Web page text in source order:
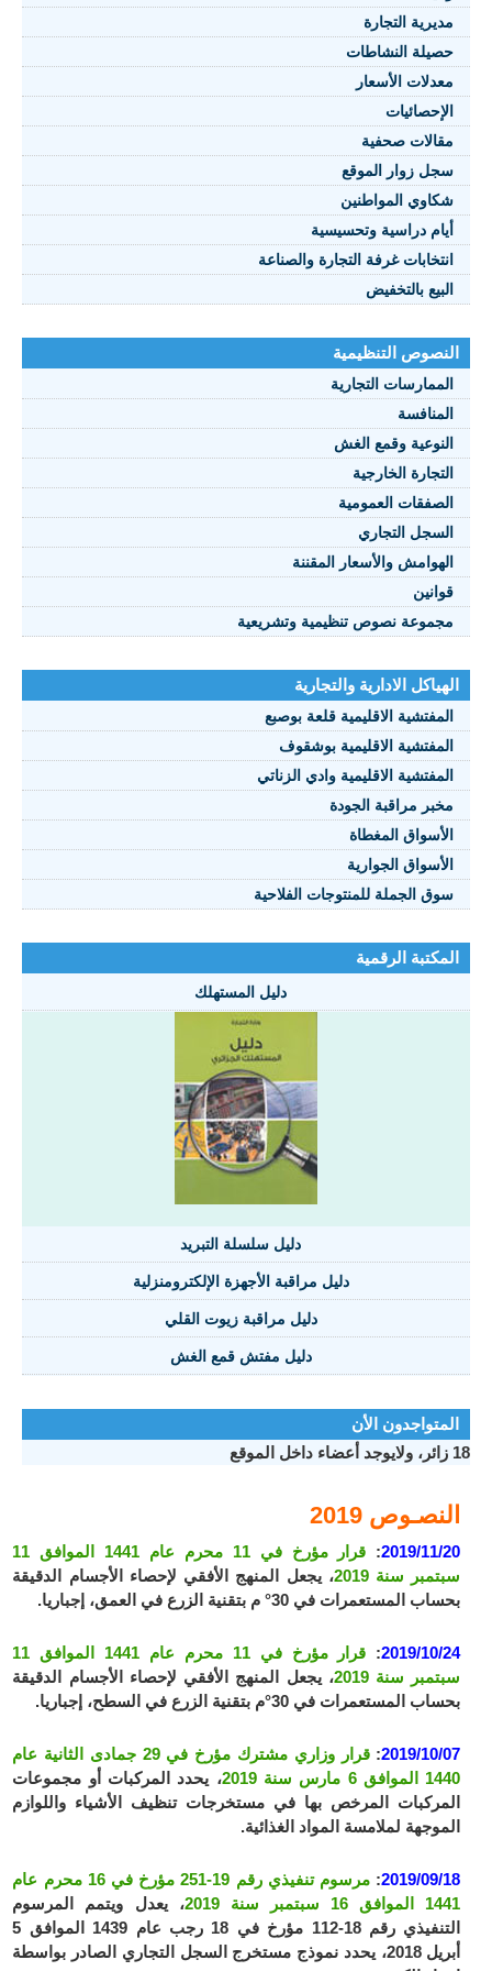
النصوص 2021
FRANÇAIS
مديرية التجارة
حصيلة النشاطات
معدلات الأسعار
الإحصائيات
مقالات صحفية
سجل زوار الموقع
شكاوي المواطنين
أيام دراسية وتحسيسية
انتخابات غرفة التجارة والصناعة
البيع بالتخفيض
النصوص التنظيمية
الممارسات التجارية
المنافسة
النوعية وقمع الغش
التجارة الخارجية
الصفقات العمومية
السجل التجاري
الهوامش والأسعار المقننة
قوانين
مجموعة نصوص تنظيمية وتشريعية
الهياكل الادارية والتجارية
المفتشية الاقليمية قلعة بوصبع
المفتشية الاقليمية بوشقوف
المفتشية الاقليمية وادي الزناتي
مخبر مراقبة الجودة
الأسواق المغطاة
الأسواق الجوارية
سوق الجملة للمنتوجات الفلاحية
المكتبة الرقمية
دليل المستهلك
دليل سلسلة التبريد
دليل مراقبة الأجهزة الإلكترومنزلية
دليل مراقبة زيوت القلي
دليل مفتش قمع الغش
المتواجدون الأن
18 زائر، ولايوجد أعضاء داخل الموقع
النصـوص 2019
2019/11/20
:
قرار مؤرخ في 11 محرم عام 1441 الموافق 11
سبتمبر سنة 2019
، يجعل المنهج الأفقي لإحصاء الأجسام الدقيقة
بحساب المستعمرات في 30° م بتقنية الزرع في العمق، إجباريا.
2019/10/24
:
قرار مؤرخ في 11 محرم عام 1441 الموافق 11
سبتمبر سنة 2019
، يجعل المنهج الأفقي لإحصاء الأجسام الدقيقة
بحساب المستعمرات في 30°م بتقنية الزرع في السطح، إجباريا.
2019/10/07
:
قرار وزاري مشترك مؤرخ في 29 جمادى الثانية عام
1440 الموافق 6 مارس سنة 2019
، يحدد المركبات أو مجموعات
المركبات المرخص بها في مستخرجات تنظيف الأشياء واللوازم
الموجهة لملامسة المواد الغذائية.
2019/09/18
:
مرسوم تنفيذي رقم 19-251 مؤرخ في 16 محرم عام
1441 الموافق 16 سبتمبر سنة 2019
، يعدل ويتمم المرسوم
التنفيذي رقم 18-112 مؤرخ في 18 رجب عام 1439 الموافق 5
أبريل 2018، يحدد نموذج مستخرج السجل التجاري الصادر بواسطة